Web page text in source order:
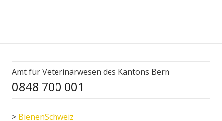
Amt für Veterinärwesen des Kantons Bern
0848 700 001
> BienenSchweiz